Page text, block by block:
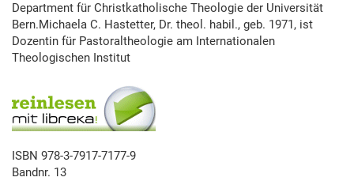
Department für Christkatholische Theologie der Universität
Bern.Michaela C. Hastetter, Dr. theol. habil., geb. 1971, ist
Dozentin für Pastoraltheologie am Internationalen
Theologischen Institut
ISBN 978-3-7917-7177-9
Bandnr. 13